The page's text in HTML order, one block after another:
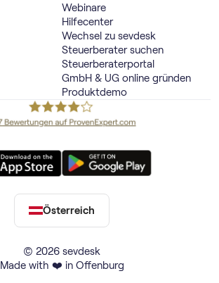
Webinare
Hilfecenter
Wechsel zu sevdesk
Steuerberater suchen
Steuerberaterportal
GmbH & UG online gründen
Produktdemo
© 2026 sevdesk
Made with ❤️ in Offenburg
Österreich